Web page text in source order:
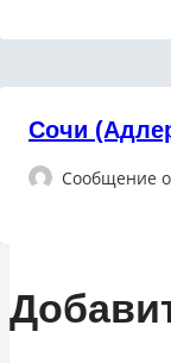
Сочи
Сообщение